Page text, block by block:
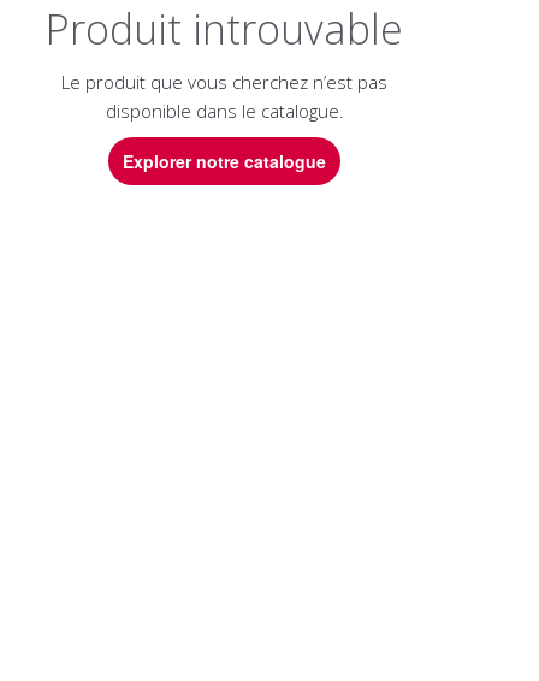
Produit introuvable
Le produit que vous cherchez n’est pas
disponible dans le catalogue.
Explorer notre catalogue